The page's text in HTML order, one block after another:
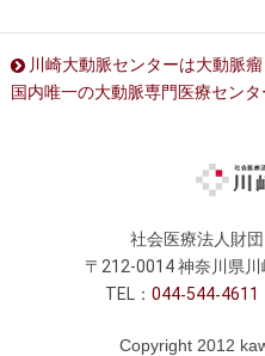
川崎大動脈センターは大動脈
国内唯一の大動脈専門医療センタ
社会医療法人財
〒212-0014 神奈川県
TEL：044 544 4611
Copyright 2012